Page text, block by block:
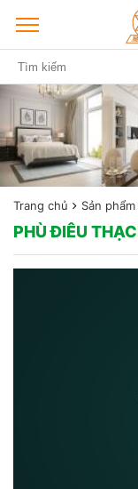
Trang chủ Sản phẩm
PHÙ ĐIÊU